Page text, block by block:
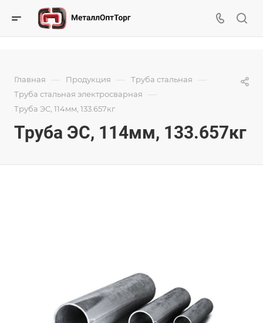
Главная — Продукция — Труба стальная —
Труба стальная электросварная —
Труба ЭС, 114мм, 133.657кг
Труба ЭС, 114мм, 133.657кг